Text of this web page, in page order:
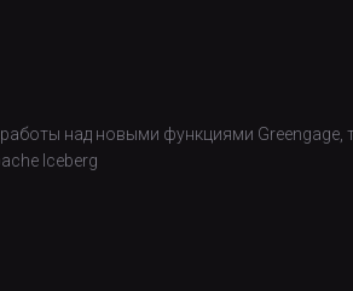
над новыми функциями Greengage,
Iceberg